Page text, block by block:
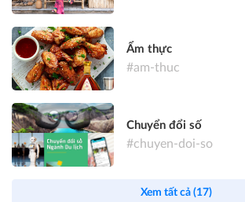
Ẩm thực
#am-thuc
Chuyển đổi số
#chuyen-doi-so
Xem tất cả (17)